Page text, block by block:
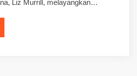
Liz Murrill, melayangkan…